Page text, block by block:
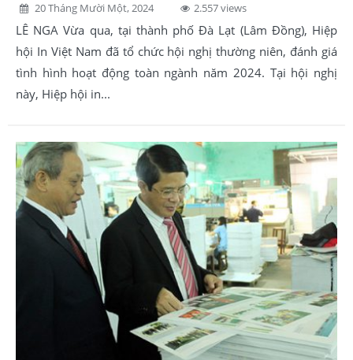
20 Tháng Mười Một, 2024 2.557 views
LÊ NGA Vừa qua, tại thành phố Đà Lạt (Lâm Đồng), Hiệp
hội In Việt Nam đã tổ chức hội nghị thường niên, đánh giá
tình hình hoạt động toàn ngành năm 2024. Tại hội nghị
này, Hiệp hội in...